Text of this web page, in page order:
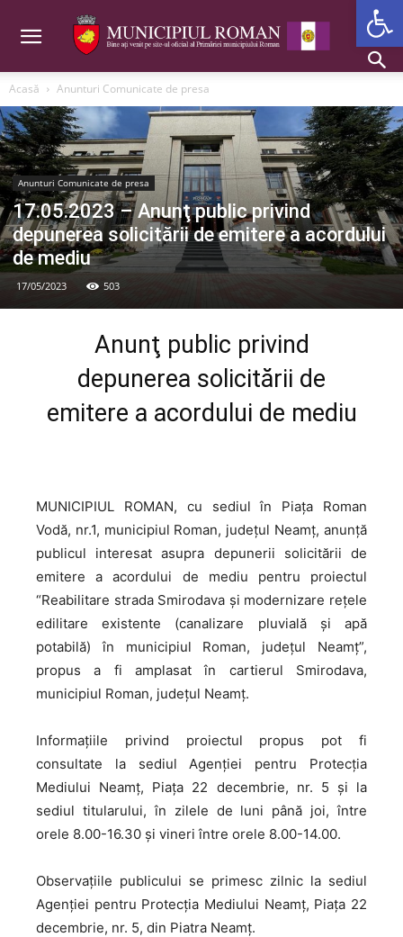
Acasă Anunturi Comunicate de presa
Anunturi Comunicate de presa
17.05.2023 – Anunţ public privind
depunerea solicitării de emitere a acordului
de mediu
17/05/2023 503
Anunţ public privind
depunerea solicitării de
emitere a acordului de mediu
MUNICIPIUL ROMAN, cu sediul în Piața Roman
Vodă, nr.1, municipiul Roman, judeţul Neamț, anunţă
publicul interesat asupra depunerii solicitării de
emitere a acordului de mediu pentru proiectul
“Reabilitare strada Smirodava și modernizare rețele
edilitare existente (canalizare pluvială și apă
potabilă) în municipiul Roman, județul Neamț”,
propus a fi amplasat în cartierul Smirodava,
municipiul Roman, județul Neamț.
Informaţiile privind proiectul propus pot fi
consultate la sediul Agenției pentru Protecţia
Mediului Neamț, Piața 22 decembrie, nr. 5 şi la
sediul titularului, în zilele de luni până joi, între
orele 8.00-16.30 și vineri între orele 8.00-14.00.
Observaţiile publicului se primesc zilnic la sediul
Agenției pentru Protecţia Mediului Neamț, Piața 22
decembrie, nr. 5, din Piatra Neamț.